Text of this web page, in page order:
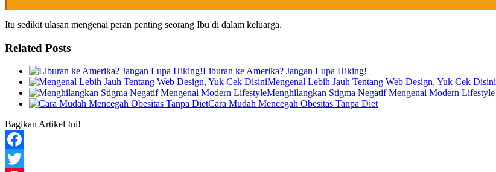
Itu sedikit ulasan mengenai peran penting seorang Ibu di dalam keluarga.
Related Posts
Liburan ke Amerika? Jangan Lupa Hiking!
Mengenal Lebih Jauh Tentang Web Design, Yuk Cek Disini
Menghilangkan Stigma Negatif Mengenai Modern Lifestyle
Cara Mudah Mencegah Obesitas Tanpa Diet
Bagikan Artikel Ini!
Facebook